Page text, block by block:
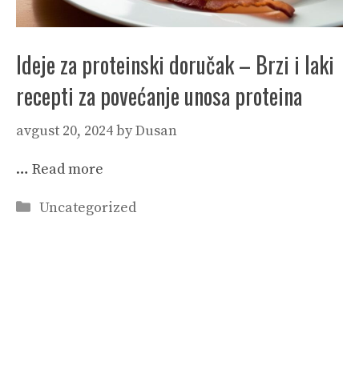
Ideje za proteinski doručak – Brzi i laki
recepti za povećanje unosa proteina
avgust 20, 2024byDusan
… Read more
Categories
Uncategorized